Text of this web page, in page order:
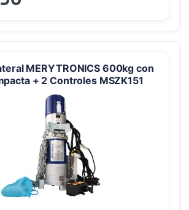
MERYTRONICS 600kg con
+ 2 Controles MSZK151